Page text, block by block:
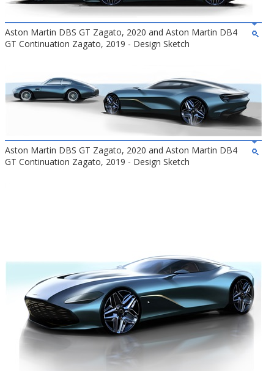
Aston Martin DBS GT Zagato, 2020 and Aston Martin DB4
GT Continuation Zagato, 2019 - Design Sketch
Aston Martin DBS GT Zagato, 2020 and Aston Martin DB4
GT Continuation Zagato, 2019 - Design Sketch